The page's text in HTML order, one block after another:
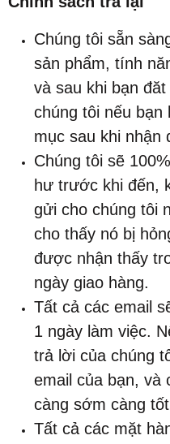
Chúng tôi sẵn
sản phẩm, tính
và sau khi bạn
chúng tôi nếu bạn
mục sau khi nhận
Chúng tôi sẽ
hư trước khi đến,
gửi cho chúng tôi
cho thấy nó bị
được nhận thấy
ngày giao hàng.
Tất cả các email
1 ngày làm việc.
trả lời của chúng
email của bạn, và
càng sớm càng
Tất cả các mặt